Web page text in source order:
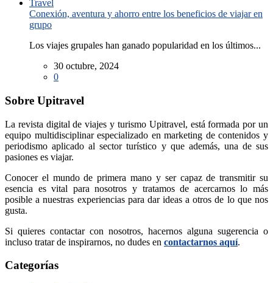
Conexión, aventura y ahorro entre los beneficios de viajar en
grupo
Los viajes grupales han ganado popularidad en los últimos...
30 octubre, 2024
0
Sobre Upitravel
La revista digital de viajes y turismo Upitravel, está formada por un
equipo multidisciplinar especializado en marketing de contenidos y
periodismo aplicado al sector turístico y que además, una de sus
pasiones es viajar.
Conocer el mundo de primera mano y ser capaz de transmitir su
esencia es vital para nosotros y tratamos de acercarnos lo más
posible a nuestras experiencias para dar ideas a otros de lo que nos
gusta.
Si quieres contactar con nosotros, hacernos alguna sugerencia o
incluso tratar de inspirarnos, no dudes en contactarnos aquí.
Categorías